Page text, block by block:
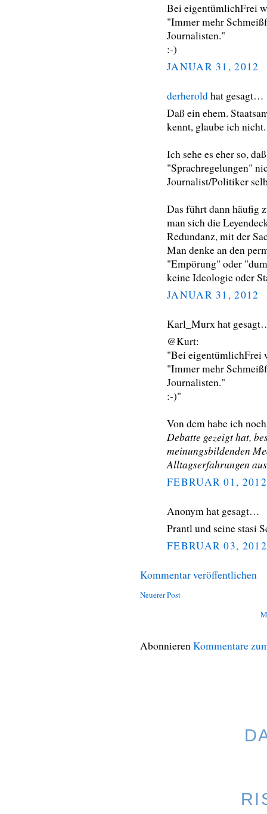
Bei eigentümlichFrei
"Immer mehr
Journalisten."
:-)
JANUAR 31, 2012
derheroldhat gesagt…
Daß ein ehem.
kennt, glaube ich nicht.
Ich sehe es eher so,
"Sprachregelungen"
Journalist/Politiker
Das führt dann häufig
man sich die
Redundanz, mit der
Man denke an den
"Empörung" oder
keine Ideologie oder
JANUAR 31, 2012
Karl_Murx hat
@Kurt:
"Bei eigentümlichFrei
"Immer mehr
Journalisten."
:-)"
Von dem habe ich
Debatte gezeigt hat,
meinungsbildenden
Alltagserfahrungen
FEBRUAR 01, 2012
Anonym hat gesagt…
Prantl und seine stasi
FEBRUAR 03, 2012
Kommentar veröffentlichen
Neuerer Post
AbonnierenKommentare